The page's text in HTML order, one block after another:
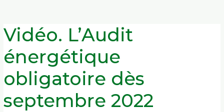
Vidéo. L’Audit
énergétique
obligatoire dès
septembre 2022
Vidéo.
L’Audit
énergétique
dès
septembre
2022